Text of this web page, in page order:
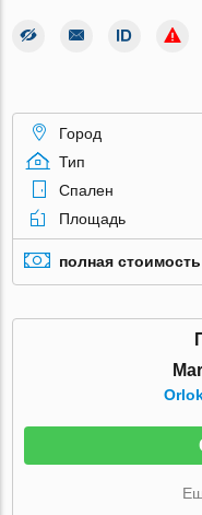
Город
Тип
Спален
Площадь
полная стоимость